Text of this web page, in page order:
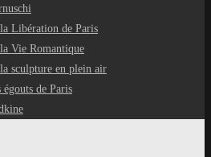
Libération de Paris
Vie Romantique
sculpture en plein air
égouts de Paris